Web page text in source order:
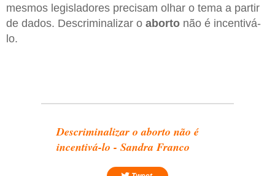
mesmos legisladores precisam olhar o tema a partir
de dados. Descriminalizar o aborto não é incentivá-
lo.
Descriminalizar o aborto não é
incentivá-lo - Sandra Franco